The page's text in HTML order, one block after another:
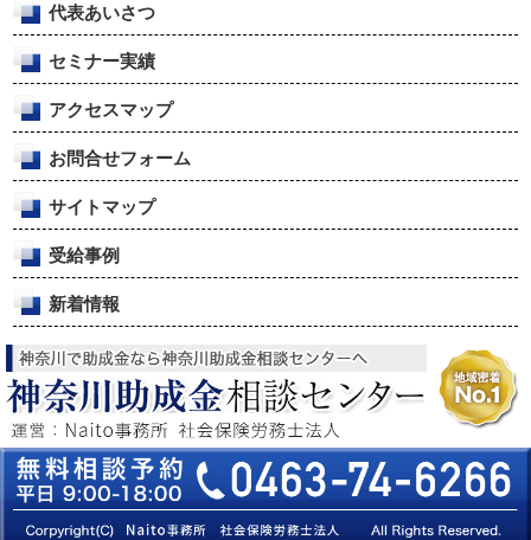
代表あいさつ
セミナー実績
アクセスマップ
お問合せフォーム
サイトマップ
受給事例
新着情報